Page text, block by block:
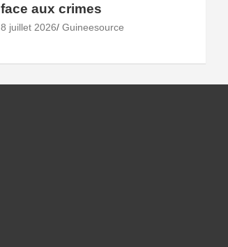
face aux crimes
8 juillet 2026 Guineesource